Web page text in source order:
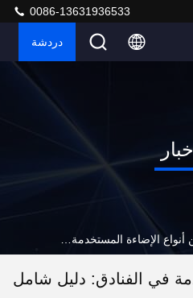
0086-13631936533
دردشة
في الفنادق: دليل شامل